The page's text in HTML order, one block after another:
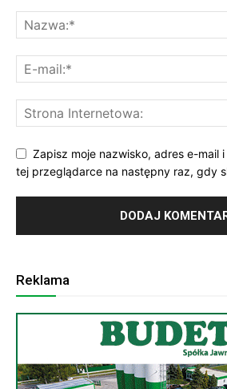
Zapisz moje nazwisko, adres e-mail
tej przeglądarce na następny raz, gdy
Reklama